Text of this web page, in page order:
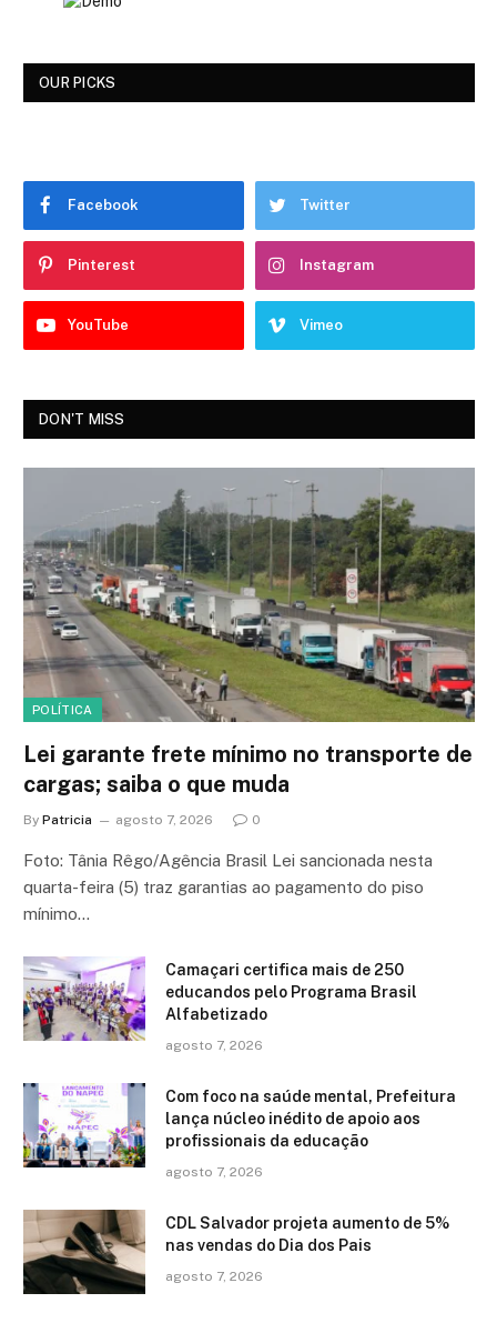
OUR PICKS
Facebook Twitter
Pinterest Instagram
YouTube Vimeo
DON'T MISS
POLÍTICA
Lei garante frete mínimo no transporte de
cargas; saiba o que muda
By Patricia agosto 7, 2026 0
Foto: Tânia Rêgo/Agência Brasil Lei sancionada nesta
quarta-feira (5) traz garantias ao pagamento do piso
mínimo…
Camaçari certifica mais de 250
educandos pelo Programa Brasil
Alfabetizado
agosto 7, 2026
Com foco na saúde mental, Prefeitura
lança núcleo inédito de apoio aos
profissionais da educação
agosto 7, 2026
CDL Salvador projeta aumento de 5%
nas vendas do Dia dos Pais
agosto 7, 2026